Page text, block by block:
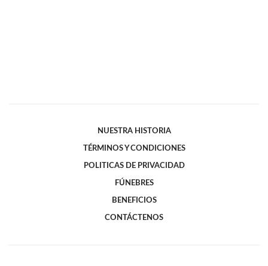
NUESTRA HISTORIA
TÉRMINOS Y CONDICIONES
POLITICAS DE PRIVACIDAD
FÚNEBRES
BENEFICIOS
CONTÁCTENOS